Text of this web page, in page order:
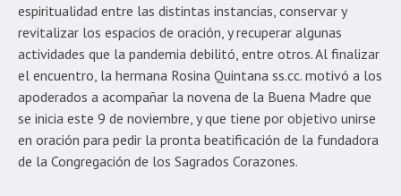
espiritualidad entre las distintas instancias, conservar y
revitalizar los espacios de oración, y recuperar algunas
actividades que la pandemia debilitó, entre otros. Al finalizar
el encuentro, la hermana Rosina Quintana ss.cc. motivó a los
apoderados a acompañar la novena de la Buena Madre que
se inicia este 9 de noviembre, y que tiene por objetivo unirse
en oración para pedir la pronta beatificación de la fundadora
de la Congregación de los Sagrados Corazones.